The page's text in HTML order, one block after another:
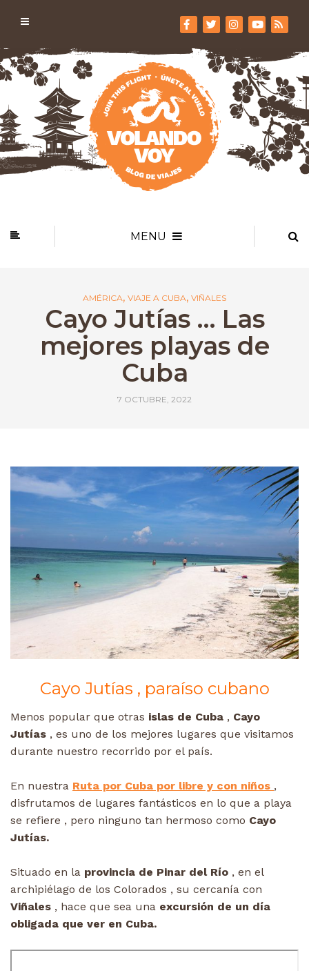
MENU
AMÉRICA, VIAJE A CUBA, VIÑALES
Cayo Jutías … Las
mejores playas de
Cuba
7 OCTUBRE, 2022
Cayo Jutías , paraíso cubano
Menos popular que otras islas de Cuba , Cayo
Jutías , es uno de los mejores lugares que visitamos
durante nuestro recorrido por el país.
En nuestra Ruta por Cuba por libre y con niños ,
disfrutamos de lugares fantásticos en lo que a playa
se refiere , pero ninguno tan hermoso como Cayo
Jutías.
Situado en la provincia de Pinar del Río , en el
archipiélago de los Colorados , su cercanía con
Viñales , hace que sea una excursión de un día
obligada que ver en Cuba.